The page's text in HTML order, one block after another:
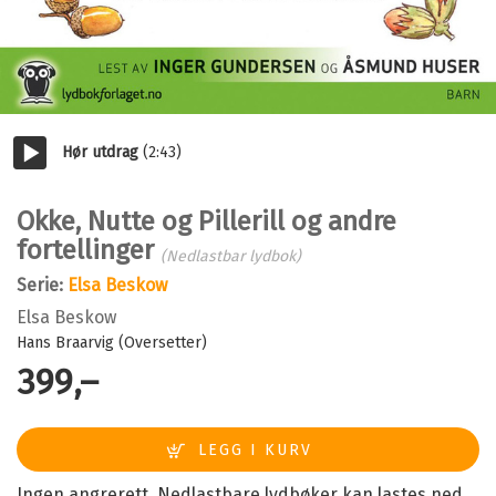
Hør utdrag (2:43)
Okke, Nutte og Pillerill og andre
fortellinger (Nedlastbar lydbok)
Serie: Elsa Beskow
Elsa Beskow
Hans Braarvig (Oversetter)
399,–